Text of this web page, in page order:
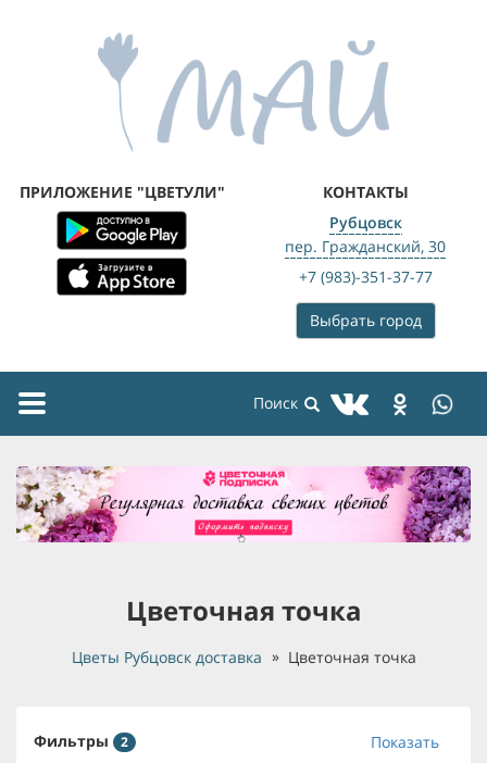
ПРИЛОЖЕНИЕ "ЦВЕТУЛИ"
КОНТАКТЫ
Рубцовск
пер. Гражданский, 30
+7 (983)-351-37-77
Выбрать город
Toggle
Цветочная точка
Цветы Рубцовск доставка Цветочная точка
Фильтры 2 Показать